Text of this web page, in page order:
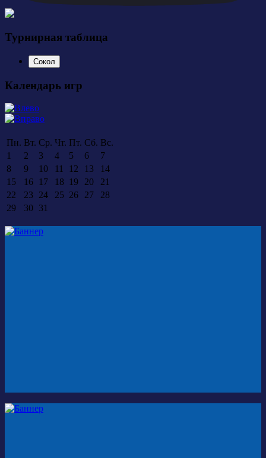
Турнирная таблица
Сокол
Календарь игр
Пн. Вт. Ср. Чт. Пт. Сб. Вс.
1
2 3 4 5 6
7
8
9 10 11 12 13
14
15
16 17 18 19 20
21
22
23 24 25 26 27
28
29
30 31